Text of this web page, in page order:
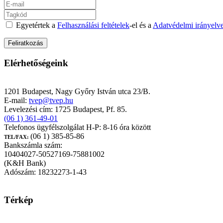
Egyetértek a Felhasználási feltételek-el és a Adatvédelmi
Elérhetőségeink
1201 Budapest, Nagy Győry István utca 23/B.
E-mail: tvep@tvep.hu
Levelezési cím: 1725 Budapest, Pf. 85.
(06 1) 361-49-01
Telefonos ügyfélszolgálat H-P: 8-16 óra között
TEL/FAX: (06 1) 385-85-86
Bankszámla szám:
10404027-50527169-75881002
(K&H Bank)
Adószám: 18232273-1-43
Térkép